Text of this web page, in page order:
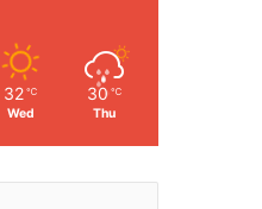
32 ℃
Wed
30 ℃
Thu